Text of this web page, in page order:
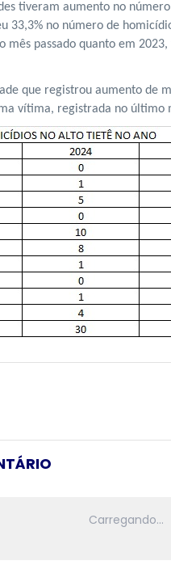
tiveram aumento no
33,3% no número de
mês passado quanto em
que registrou aumento de
vítima, registrada no último